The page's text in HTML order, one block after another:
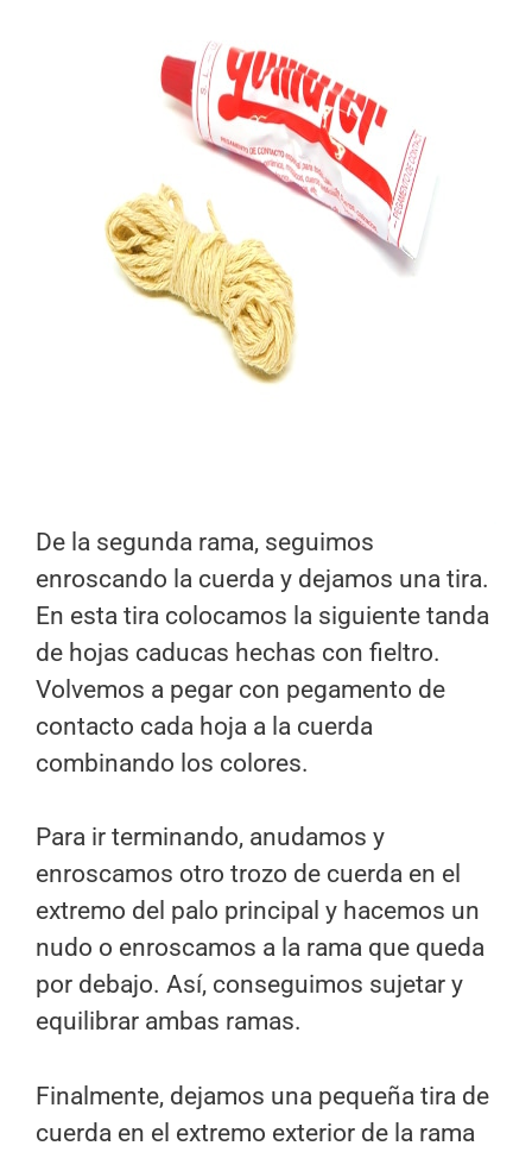
De la segunda rama, seguimos
enroscando la cuerda y dejamos una tira.
En esta tira colocamos la siguiente tanda
de hojas caducas hechas con fieltro.
Volvemos a pegar con pegamento de
contacto cada hoja a la cuerda
combinando los colores.
Para ir terminando, anudamos y
enroscamos otro trozo de cuerda en el
extremo del palo principal y hacemos un
nudo o enroscamos a la rama que queda
por debajo. Así, conseguimos sujetar y
equilibrar ambas ramas.
Finalmente, dejamos una pequeña tira de
cuerda en el extremo exterior de la rama